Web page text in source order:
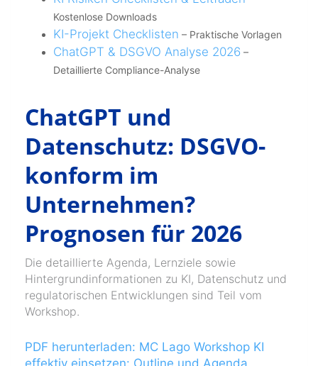
Kostenlose Downloads
KI-Projekt Checklisten – Praktische Vorlagen
ChatGPT & DSGVO Analyse 2026 –
Detaillierte Compliance-Analyse
ChatGPT und
Datenschutz: DSGVO-
konform im
Unternehmen?
Prognosen für 2026
Die detaillierte Agenda, Lernziele sowie
Hintergrundinformationen zu KI, Datenschutz und
regulatorischen Entwicklungen sind Teil vom
Workshop.
PDF herunterladen: MC Lago Workshop KI
effektiv einsetzen: Outline und Agenda